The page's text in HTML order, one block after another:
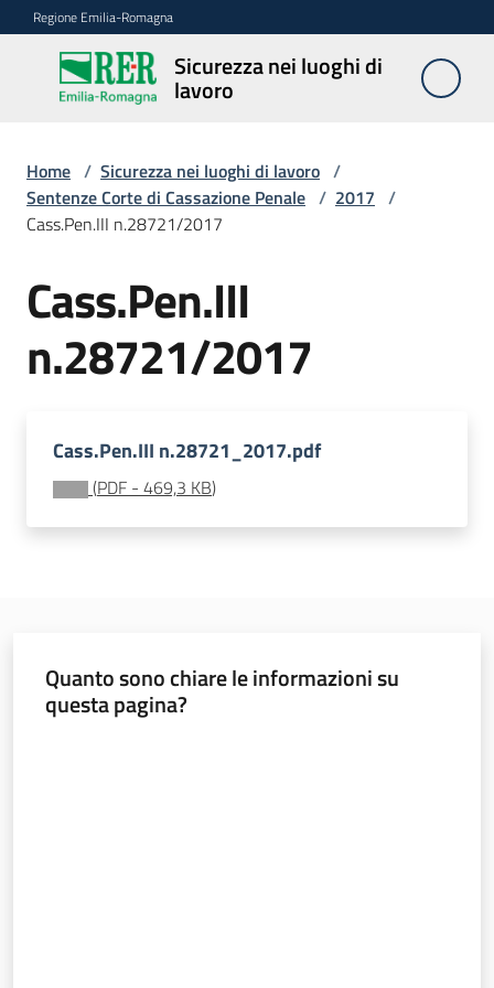
Vai al contenuto
Vai alla navigazione
Vai al footer
Regione Emilia-Romagna
Sicurezza nei luoghi di
lavoro
Sicurezza
nei
lavoro
Sicurezza
costruzioni
Coordinamento
prevenzione
vigilanza
sicurezza
Home / Sicurezza nei luoghi di lavoro /
Sentenze Corte di Cassazione Penale / 2017 /
Cass.Pen.III n.28721/2017
Cass.Pen.III
n.28721/2017
Cass.Pen.III n.28721_2017.pdf
(PDF - 469,3 KB)
Quanto sono chiare le informazioni su
questa pagina?